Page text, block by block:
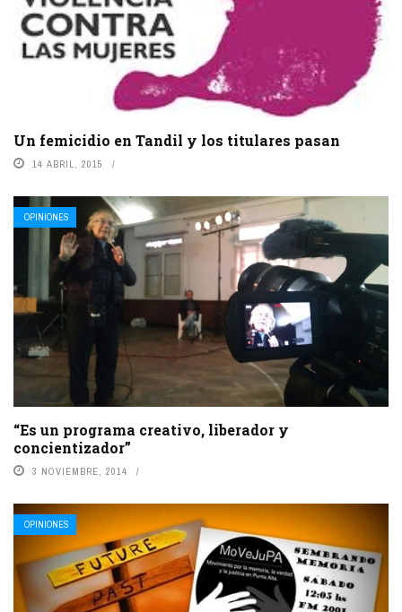
Un femicidio en Tandil y los titulares pasan
14 ABRIL, 2015
OPINIONES
“Es un programa creativo, liberador y
concientizador”
3 NOVIEMBRE, 2014
OPINIONES